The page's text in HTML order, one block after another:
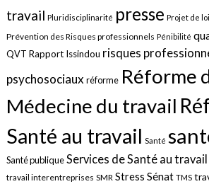
travail Pluridisciplinarité presse Projet de
Prévention des Risques professionnels Pénibilité
QVT Rapport Issindou risques
psychosociauxréforme Réforme
Médecine du travail
Santé au travail Santé
Santé publiqueServices de Santé au travail
travail interentreprises SMR Stress Sénat TMS